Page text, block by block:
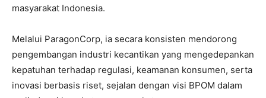
masyarakat Indonesia.
Melalui ParagonCorp, ia secara konsisten mendorong
pengembangan industri kecantikan yang mengedepankan
kepatuhan terhadap regulasi, keamanan konsumen, serta
inovasi berbasis riset, sejalan dengan visi BPOM dalam